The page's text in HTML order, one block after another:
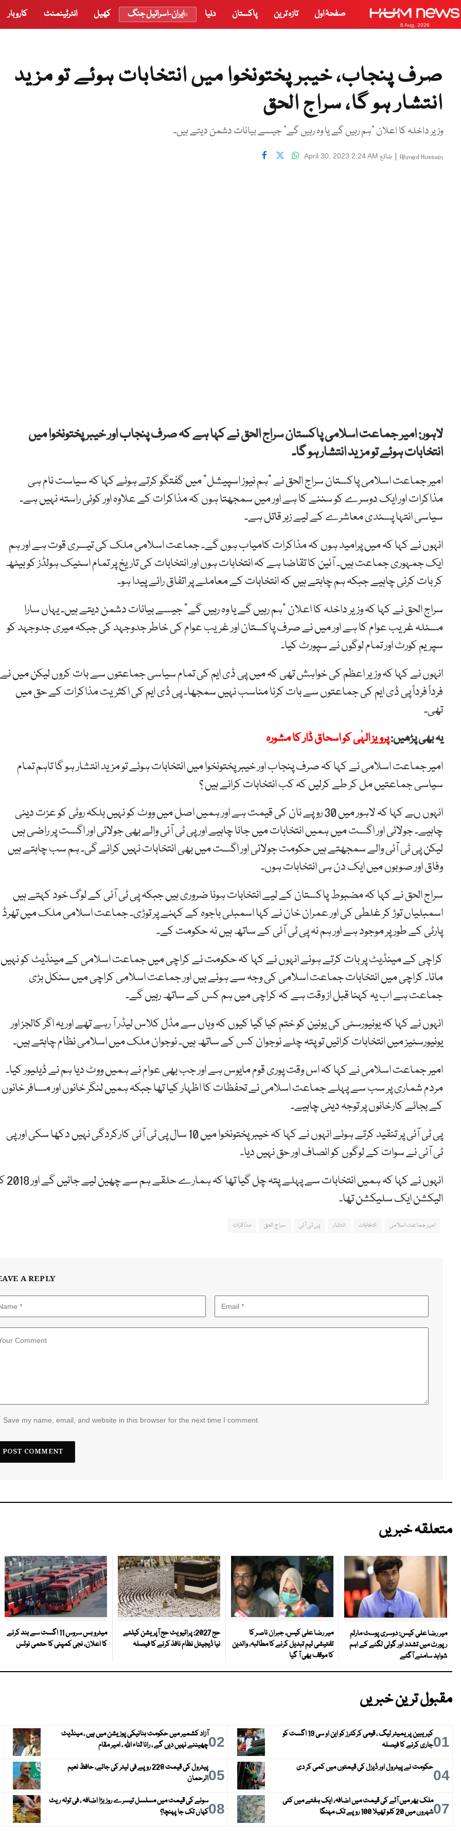
8 Aug, 2026
صفحۂ اول تازہ ترین پاکستان دنیا ایران-اسرائیل جنگ کھیل انٹرٹینمنٹ کاروبار
صرف پنجاب، خیبر پختونخوا میں انتخابات ہوئے تو مزید
انتشار ہو گا، سراج الحق
وزیر داخلہ کا اعلان "ہم رہیں گے یا وہ رہیں گے" جیسے بیانات دشمن دیتے ہیں۔
Ahmed Hussain
| شائع April 30, 2023 2:24 AM
لاہور: امیر جماعت اسلامی پاکستان سراج الحق نے کہا ہے کہ صرف پنجاب اور خیبر پختونخوا میں
انتخابات ہوئے تو مزید انتشار ہو گا۔
امیر جماعت اسلامی پاکستان سراج الحق نے “ہم نیوز اسپیشل” میں گفتگو کرتے ہوئے کہا کہ سیاست نام ہی
مذاکرات اور ایک دوسرے کو سننے کا ہے اور میں سمجھتا ہوں کہ مذاکرات کے علاوہ اور کوئی راستہ نہیں ہے۔
سیاسی انتہا پسندی معاشرے کے لیے زہر قاتل ہے۔
انہوں نے کہا کہ میں پرامید ہوں کہ مذاکرات کامیاب ہوں گے۔ جماعت اسلامی ملک کی تیسری قوت ہے اور ہم
ایک جمہوری جماعت ہیں۔ آئین کا تقاضا ہے کہ انتخابات ہوں اور انتخابات کی تاریخ پر تمام اسٹیک ہولڈز کو بیٹھ
کر بات کرنی چاہیے جبکہ ہم چاہتے ہیں کہ انتخابات کے معاملے پر اتفاق رائے پیدا ہو۔
سراج الحق نے کہا کہ وزیر داخلہ کا اعلان “ہم رہیں گے یا وہ رہیں گے” جیسے بیانات دشمن دیتے ہیں۔ یہاں سارا
مسئلہ غریب عوام کا ہے اور میں نے صرف پاکستان اور غریب عوام کی خاطر جدوجہد کی جبکہ میری جدوجہد کو
سپریم کورٹ اور تمام لوگوں نے سپورٹ کیا۔
انہوں نے کہا کہ وزیر اعظم کی خواہش تھی کہ میں پی ڈی ایم کی تمام سیاسی جماعتوں سے بات کروں لیکن میں نے
فرداً فرداً پی ڈی ایم کی جماعتوں سے بات کرنا مناسب نہیں سمجھا۔ پی ڈی ایم کی اکثریت مذاکرات کے حق میں
تھی۔
یہ بھی پڑھیں:پرویز الہٰی کو اسحاق ڈار کا مشورہ
امیر جماعت اسلامی نے کہا کہ صرف پنجاب اور خیبر پختونخوا میں انتخابات ہوئے تو مزید انتشار ہو گا تاہم تمام
سیاسی جماعتیں مل کر طے کرلیں کہ کب انتخابات کرانے ہیں ؟
انہوں ںے کہا کہ لاہور میں 30 روپے نان کی قیمت ہے اور ہمیں اصل میں ووٹ کو نہیں بلکہ روٹی کو عزت دینی
چاہیے۔ جولائی اور اگست میں ہمیں انتخابات میں جانا چاہیے اور پی ٹی آئی والے بھی جولائی اور اگست پر راضی ہیں
لیکن پی ٹی آئی والے سمجھتے ہیں حکومت جولائی اور اگست میں بھی انتخابات نہیں کرائے گی۔ ہم سب چاہتے ہیں
وفاق اور صوبوں میں ایک دن ہی انتخابات ہوں۔
سراج الحق نے کہا کہ مضبوط پاکستان کے لیے انتخابات ہونا ضروری ہیں جبکہ پی ٹی آئی کے لوگ خود کہتے ہیں
اسمبلیاں توڑ کر غلطی کی اور عمران خان نے کہا اسمبلی باجوہ کے کہنے پر توڑی۔ جماعت اسلامی ملک میں تھرڈ
پارٹی کے طور پر موجود ہے اور ہم نہ پی ٹی آئی کے ساتھ ہیں نہ حکومت کے۔
کراچی کے مینڈیٹ پر بات کرتے ہوئے انہوں نے کہا کہ حکومت نے کراچی میں جماعت اسلامی کے مینڈیٹ کو نہیں
مانا۔ کراچی میں انتخابات جماعت اسلامی کی وجہ سے ہوئے ہیں اور جماعت اسلامی کراچی میں سنکل بڑی
جماعت ہے اب یہ کہنا قبل از وقت ہے کہ کراچی میں ہم کس کے ساتھ رہیں گے۔
انہوں نے کہا کہ یونیورسٹی کی یونین کو ختم کیا گیا کیوں کہ وہاں سے مڈل کلاس لیڈر آ رہے تھے اور یہ اگر کالجز اور
یونیورسٹیز میں انتخابات کرائیں تو پتہ چلے نوجوان کس کے ساتھ ہیں۔ نوجوان ملک میں اسلامی نظام چاہتے ہیں۔
امیر جماعت اسلامی نے کہا کہ اس وقت پوری قوم مایوس ہے اور جب بھی عوام نے ہمیں ووٹ دیا ہم نے ڈیلیور کیا۔
مردم شماری پر سب سے پہلے جماعت اسلامی نے تحفظات کا اظہار کیا تھا جبکہ ہمیں لنگر خانوں اور مسافر خانوں
کے بجائے کارخانوں پر توجہ دینی چاہیے۔
پی ٹی آئی پر تنقید کرتے ہوئے انہوں نے کہا کہ خیبر پختونخوا میں 10 سال پی ٹی آئی کارکردگی نہیں دکھا سکی اور پی
ٹی آئی نے سوات کے لوگوں کو انصاف اور حق نہیں دیا۔
انہوں نے کہا کہ ہمیں انتخابات سے
الیکشن ایک سلیکشن تھا۔
امیر جماعت اسلامی انتخابات انتشار پی ٹی آئی سراج الحق مذاکرات
A REPLY
Save my name, email, and website in this browser for the next time I comment.
متعلقہ خبریں
میر رضا علی کیس: دوسری پوسٹ مارٹم
رپورٹ میں تشدد اور گولی لگنے کے اہم
شواہد سامنے آگئے
میر رضا علی کیس، جبران ناصر کا
تفتیشی ٹیم تبدیل کرنے کا مطالبہ، والدین
کا موقف بھی آ گیا
حج 2027: پرائیویٹ حج آپریشن کیلئے
نیا ڈیجیٹل نظام نافذ کرنے کا فیصلہ
میٹرو بس سروس 11 اگست سے بند کرنے
کا اعلان، نجی کمپنی کا حتمی نوٹس
مقبول ترین خبریں
01
کیریبین پریمیئر لیگ ، قومی کرکٹرز کو این او سی 19 اگست کو
جاری کرنے کا فیصلہ
02آزاد کشمیر میں حکومت بنانیکی پوزیشن میں ہیں ، مینڈیٹ
چھیننے نہیں دیں گے ، رانا ثناء اللہ ، امیر مقام
04حکومت نے پیٹرول اور ڈیزل کی قیمتوں میں کمی کر دی 05
پیٹرول کی قیمت 228 روپے فی لیٹر کی جائے، حافظ نعیم
الرحمان
07ملک بھر میں آٹے کی قیمت میں اضافہ، ایک ہفتے میں کئی
شہروں میں 20 کلو تھیلا 100 روپے تک مہنگا
08سونے کی قیمت میں مسلسل تیسرے روز بڑا اضافہ ، فی تولہ ریٹ
کہاں تک جا پہنچا؟